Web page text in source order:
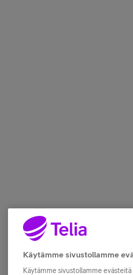
Käytämme sivustollamme
Käytämme sivustollamme evästeitä